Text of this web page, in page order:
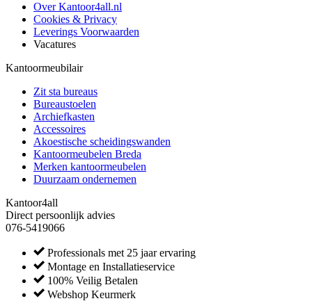
Over Kantoor4all.nl
Cookies & Privacy
Leverings Voorwaarden
Vacatures
Kantoormeubilair
Zit sta bureaus
Bureaustoelen
Archiefkasten
Accessoires
Akoestische scheidingswanden
Kantoormeubelen Breda
Merken kantoormeubelen
Duurzaam ondernemen
Kantoor4all
Direct persoonlijk advies
076-5419066
Professionals met 25 jaar ervaring
Montage en Installatieservice
100% Veilig Betalen
Webshop Keurmerk